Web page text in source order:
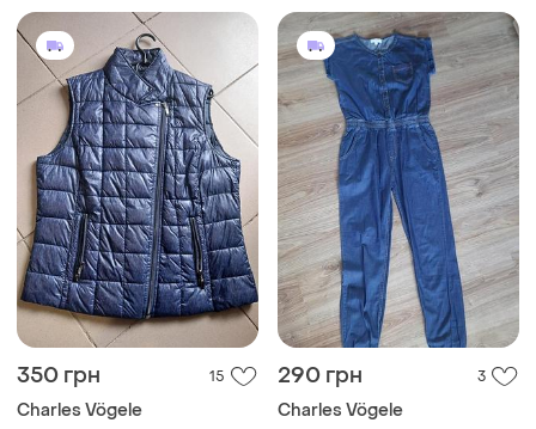
350 грн 15
Charles Vögele
290 грн 3
Charles Vögele